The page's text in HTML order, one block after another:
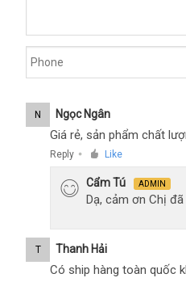
N Ngọc Ngân
Giá rẻ, sản phẩm chất
Reply ● Like
Cẩm Tú ADMIN
Dạ, cảm ơn Chị
T Thanh Hải
Có ship hàng toàn quốc